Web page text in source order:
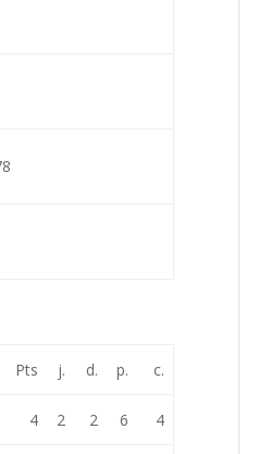
Pts j. d. p. c.
4 2 2 6 4